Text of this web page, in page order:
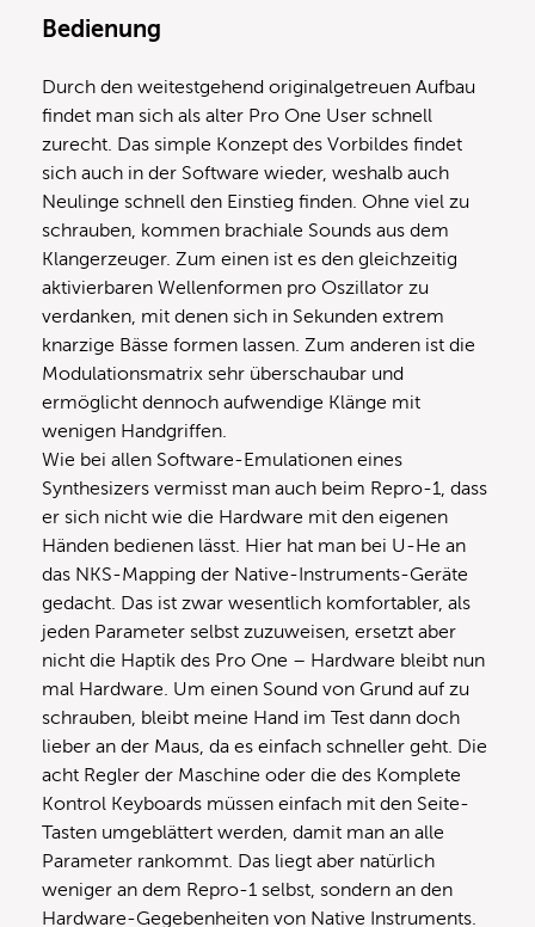
Bedienung
Durch den weitestgehend originalgetreuen Aufbau
findet man sich als alter Pro One User schnell
zurecht. Das simple Konzept des Vorbildes findet
sich auch in der Software wieder, weshalb auch
Neulinge schnell den Einstieg finden. Ohne viel zu
schrauben, kommen brachiale Sounds aus dem
Klangerzeuger. Zum einen ist es den gleichzeitig
aktivierbaren Wellenformen pro Oszillator zu
verdanken, mit denen sich in Sekunden extrem
knarzige Bässe formen lassen. Zum anderen ist die
Modulationsmatrix sehr überschaubar und
ermöglicht dennoch aufwendige Klänge mit
wenigen Handgriffen.
Wie bei allen Software-Emulationen eines
Synthesizers vermisst man auch beim Repro-1, dass
er sich nicht wie die Hardware mit den eigenen
Händen bedienen lässt. Hier hat man bei U-He an
das NKS-Mapping der Native-Instruments-Geräte
gedacht. Das ist zwar wesentlich komfortabler, als
jeden Parameter selbst zuzuweisen, ersetzt aber
nicht die Haptik des Pro One – Hardware bleibt nun
mal Hardware. Um einen Sound von Grund auf zu
schrauben, bleibt meine Hand im Test dann doch
lieber an der Maus, da es einfach schneller geht. Die
acht Regler der Maschine oder die des Komplete
Kontrol Keyboards müssen einfach mit den Seite-
Tasten umgeblättert werden, damit man an alle
Parameter rankommt. Das liegt aber natürlich
weniger an dem Repro-1 selbst, sondern an den
Hardware-Gegebenheiten von Native Instruments.